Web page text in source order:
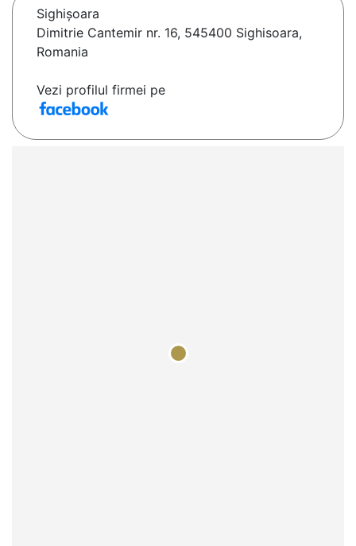
Sighişoara
Dimitrie Cantemir nr. 16, 545400 Sighisoara,
Romania
Vezi profilul firmei pe